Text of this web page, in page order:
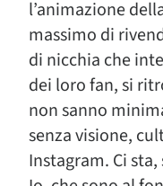
l’animazione
massimo di
di nicchia che
dei loro fan, si
non sanno
senza visione,
Instagram. Ci